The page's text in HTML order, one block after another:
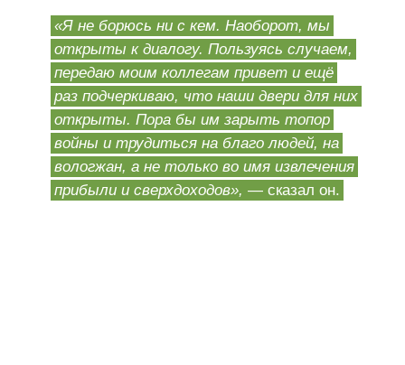
«Я не борюсь ни с кем. Наоборот, мы
открыты к диалогу. Пользуясь случаем,
передаю моим коллегам привет и ещё
раз подчеркиваю, что наши двери для них
открыты. Пора бы им зарыть топор
войны и трудиться на благо людей, на
вологжан, а не только во имя извлечения
прибыли и сверхдоходов», — сказал он.